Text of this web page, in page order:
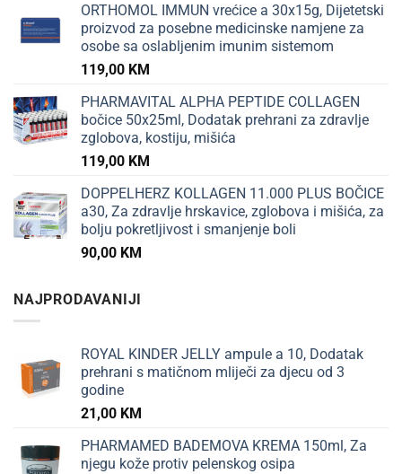
ORTHOMOL IMMUN vrećice a 30x15g, Dijetetski
proizvod za posebne medicinske namjene za
osobe sa oslabljenim imunim sistemom
119,00 KM
PHARMAVITAL ALPHA PEPTIDE COLLAGEN
bočice 50x25ml, Dodatak prehrani za zdravlje
zglobova, kostiju, mišića
119,00 KM
DOPPELHERZ KOLLAGEN 11.000 PLUS BOČICE
a30, Za zdravlje hrskavice, zglobova i mišića, za
bolju pokretljivost i smanjenje boli
90,00 KM
NAJPRODAVANIJI
ROYAL KINDER JELLY ampule a 10, Dodatak
prehrani s matičnom mliječi za djecu od 3
godine
21,00 KM
PHARMAMED BADEMOVA KREMA 150ml, Za
njegu kože protiv pelenskog osipa